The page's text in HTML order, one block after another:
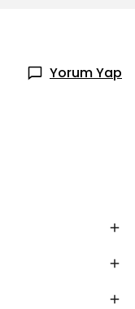
Yorum Yap